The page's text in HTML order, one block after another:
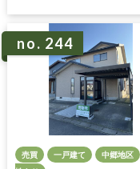
no. 244
売買 一戸建て 中郷地区